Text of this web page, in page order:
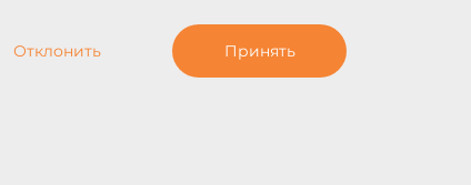
Отклонить Принять